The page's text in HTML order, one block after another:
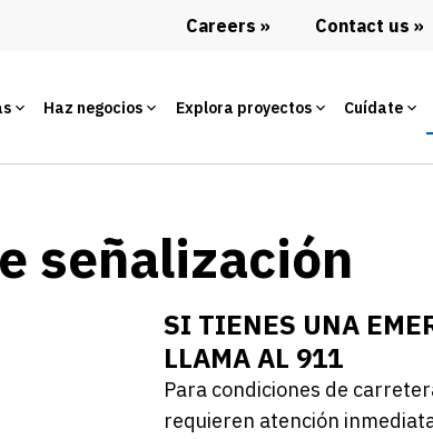
Careers Contact us
Haz negocios Explora proyectos Cuídate
señalización
SI TIENES UNA
LLAMA AL 911
Para condiciones de
requieren atención